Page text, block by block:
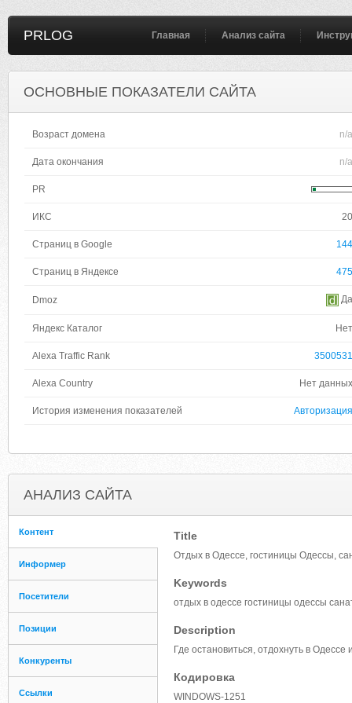
PRLOG Главная Анализ сайта
ОСНОВНЫЕ ПОКАЗАТЕЛИ САЙТА
Возраст домена n/a
Дата окончания n/a
PR
ИКС 20
Страниц в Google 144
Страниц в Яндексе 475
Dmoz Да
Яндекс Каталог Нет
Alexa Traffic Rank 3500531
Alexa Country Нет данных
История изменения показателей Авторизация
АНАЛИЗ САЙТА
Контент
Информер
Посетители
Позиции
Конкуренты
Ссылки
Title
Отдых в Одессе, гостиницы Одессы,
Keywords
отдых в одессе гостиницы одессы
Description
Где остановиться, отдохнуть в Одессе
Кодировка
WINDOWS-1251